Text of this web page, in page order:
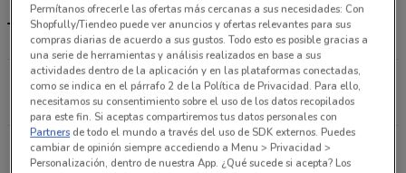
Tienda y teléfonos Movistar
CALZADA DEL HUESO 519 Ciudad De México
14.2 km
PERIFERICO 3278 Iztapalapa
14.3 km
CERRADO
Permítanos ofrecerle las ofertas más cercanas a sus necesidades: Con
Shopfully/Tiendeo puede ver anuncios y ofertas relevantes para sus
compras diarias de acuerdo a sus gustos. Todo esto es posible gracias a
una serie de herramientas y análisis realizados en base a sus
actividades dentro de la aplicación y en las plataformas conectadas,
como se indica en el párrafo 2 de la Política de Privacidad. Para ello,
necesitamos su consentimiento sobre el uso de los datos recopilados
para este fin. Si aceptas compartiremos tus datos personales con
Partners de todo el mundo a través del uso de SDK externos. Puedes
cambiar de opinión siempre accediendo a Menu > Privacidad >
Personalización, dentro de nuestra App. ¿Qué sucede si acepta? Los